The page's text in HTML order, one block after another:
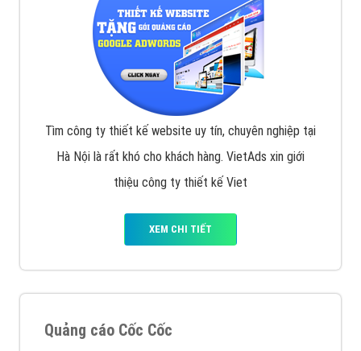
Tìm công ty thiết kế website uy tín, chuyên nghiệp tại
Hà Nội là rất khó cho khách hàng. VietAds xin giới
thiệu công ty thiết kế Viet
XEM CHI TIẾT
Quảng cáo Cốc Cốc